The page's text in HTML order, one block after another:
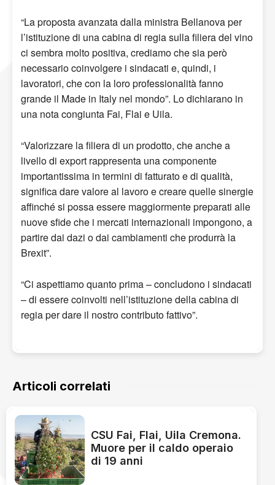
“La proposta avanzata dalla ministra Bellanova per
l’istituzione di una cabina di regia sulla filiera del vino
ci sembra molto positiva, crediamo che sia però
necessario coinvolgere i sindacati e, quindi, i
lavoratori, che con la loro professionalità fanno
grande il Made in Italy nel mondo”. Lo dichiarano in
una nota congiunta Fai, Flai e Uila.
“Valorizzare la filiera di un prodotto, che anche a
livello di export rappresenta una componente
importantissima in termini di fatturato e di qualità,
significa dare valore al lavoro e creare quelle sinergie
affinché si possa essere maggiormente preparati alle
nuove sfide che i mercati internazionali impongono, a
partire dai dazi o dai cambiamenti che produrrà la
Brexit”.
“Ci aspettiamo quanto prima – concludono i sindacati
– di essere coinvolti nell’istituzione della cabina di
regia per dare il nostro contributo fattivo”.
Articoli correlati
CSU Fai, Flai, Uila Cremona.
Muore per il caldo operaio
di 19 anni